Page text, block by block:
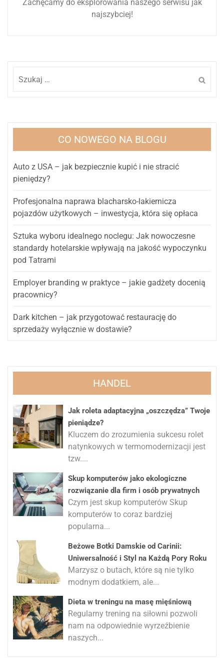
Zachęcamy do eksplorowania naszego serwisu jak
najszybciej!
CO NOWEGO NA BLOGU
Auto z USA – jak bezpiecznie kupić i nie stracić
pieniędzy?
Profesjonalna naprawa blacharsko-lakiernicza
pojazdów użytkowych – inwestycja, która się opłaca
Sztuka wyboru idealnego noclegu: Jak nowoczesne
standardy hotelarskie wpływają na jakość wypoczynku
pod Tatrami
Employer branding w praktyce – jakie gadżety docenią
pracownicy?
Dark kitchen – jak przygotować restaurację do
sprzedaży wyłącznie w dostawie?
HANDEL
Jak roleta adaptacyjna „oszczędza” Twoje
pieniądze?
Kluczem do zrozumienia sukcesu rolet
natynkowych w termomodernizacji jest
tzw....
Skup komputerów jako ekologiczne
rozwiązanie dla firm i osób prywatnych
Czym jest skup komputerów Skup
komputerów to coraz bardziej
popularna...
Beżowe Botki Damskie od Carinii:
Uniwersalność i Styl na Każdą Pory Roku
Marzysz o butach, które są nie tylko
modnym dodatkiem, ale...
Dieta w treningu na masę mięśniową
Regularny trening na siłowni pozwoli
nam na odpowiednie wyrzeźbienie
naszych...